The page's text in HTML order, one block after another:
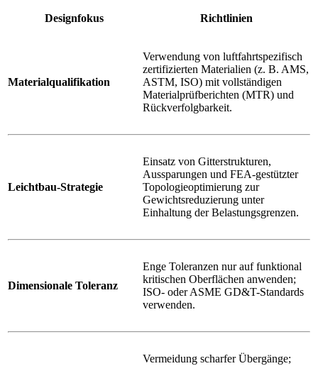
Designfokus Richtlinien
Materialqualifikation
Verwendung von luftfahrtspezifisch
zertifizierten Materialien (z. B. AMS,
ASTM, ISO) mit vollständigen
Materialprüfberichten (MTR) und
Rückverfolgbarkeit.
Leichtbau-Strategie
Einsatz von Gitterstrukturen,
Aussparungen und FEA-gestützter
Topologieoptimierung zur
Gewichtsreduzierung unter
Einhaltung der Belastungsgrenzen.
Dimensionale Toleranz
Enge Toleranzen nur auf funktional
kritischen Oberflächen anwenden;
ISO- oder ASME GD&T-Standards
verwenden.
Vermeidung scharfer Übergänge;